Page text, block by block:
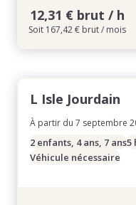
12,31 € brut / h
Soit 167,42 € brut / mois
L Isle Jourdain
À partir du 7 septembre
2 enfants, 4 ans, 7 ans5
Véhicule nécessaire